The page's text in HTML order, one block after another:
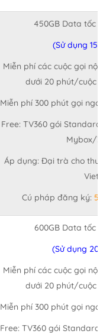
450GB Data tốc
(Sử dụng
Miễn phí các cuộc gọi
dưới 20 phút/cuộc
Miễn phí 300 phút gọi
Free: TV360 gói
Mybox/
Áp dụng: Đại trà cho
Cú pháp đăng ký:
600GB Data tốc
(Sử dụng
Miễn phí các cuộc gọi
dưới 20 phút/cuộc
Miễn phí 300 phút gọi
Free: TV360 gói